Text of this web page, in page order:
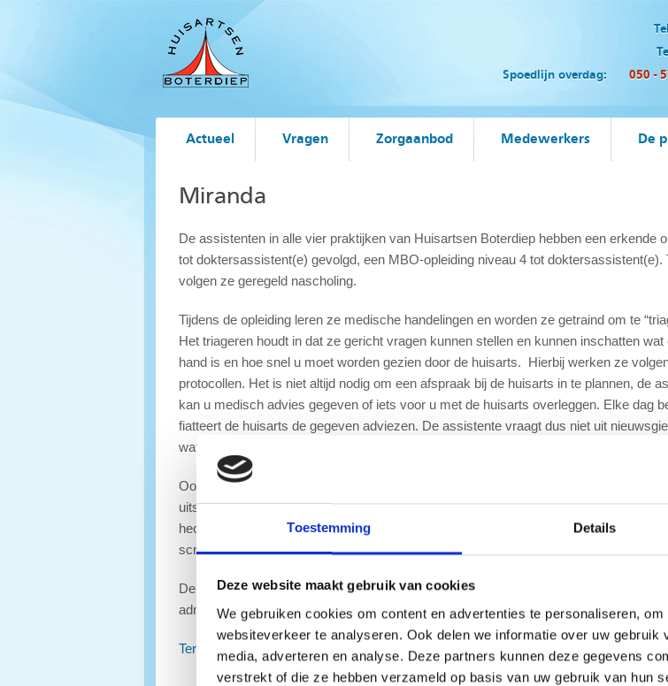
Toestemming Details
Deze website maakt gebruik van cookies
We gebruiken cookies om content en advertenties te personaliseren,
websiteverkeer te analyseren. Ook delen we informatie over uw
media, adverteren en analyse. Deze partners kunnen deze gegevens
verstrekt of die ze hebben verzameld op basis van uw gebruik van hun
Spoedlijn overdag:
050 -
Actueel Vragen Zorgaanbod Medewerkers De
Miranda
De assistenten in alle vier praktijken van Huisartsen Boterdiep hebben een erkende
tot doktersassistent(e) gevolgd, een MBO-opleiding niveau 4 tot doktersassistent(e).
volgen ze geregeld nascholing.
Tijdens de opleiding leren ze medische handelingen en worden ze getraind om te
Het triageren houdt in dat ze gericht vragen kunnen stellen en kunnen inschatten wat
hand is en hoe snel u moet worden gezien door de huisarts. Hierbij werken ze
protocollen. Het is niet altijd nodig om een afspraak bij de huisarts in te plannen, de
kan u medisch advies gegeven of iets voor u met de huisarts overleggen. Elke dag
fiatteert de huisarts de gegeven adviezen. De assistente vraagt dus niet uit
wat er met u aan de hand is, maar om de situatie beter in beeld te brengen.
Ook voeren de assistenten diverse medische handelingen zelfstandig uit, zoals bloed
uitstrijkjes maken, wratten aanstippen, bloeddruk meten, injecties geven, oren
hechtingen verwijderen, urine-onderzoek doen, wondcontrole, verbandjes aanleggen,
screening uitvoeren en gehoortest afnemen. Bij twijfel kijkt de huisarts mee.
De assistenten zijn een ondersteuning voor de hele praktijkorganisatie en ze
administratieve handelingen om de huisarts waar mogelijk te ontlasten.
Terug naar overzicht